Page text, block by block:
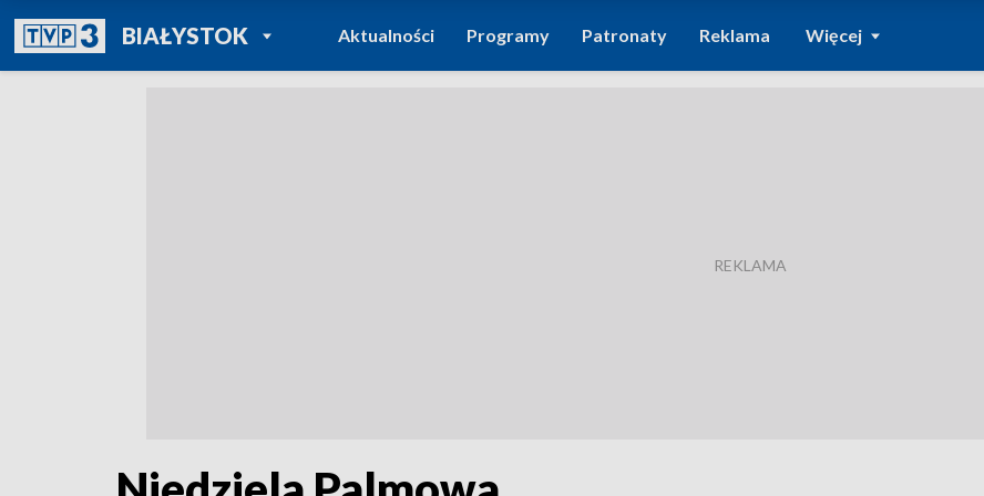
BIAŁYSTOKPOWRÓT DO
TVP REGIONY
Aktualności Programy Patronaty Reklama Więcej